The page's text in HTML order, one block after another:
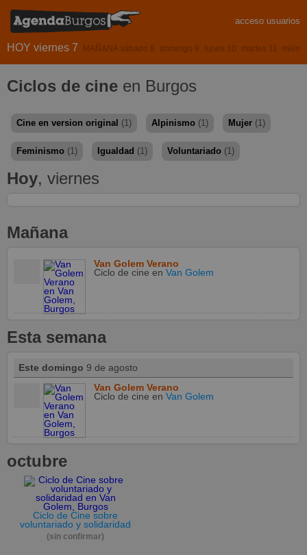
acceso usuarios
HOY viernes 7 MAÑANA sábado 8 domingo 9 lunes 10 martes 11
Ciclos de cine en Burgos
Cine en version original (1) Alpinismo (1) Mujer (1)
Feminismo (1) Igualdad (1) Voluntariado (1)
Hoy, viernes
Mañana
Van Golem Verano
Ciclo de cine en Van Golem
Esta semana
Este domingo 9 de agosto
Van Golem Verano
Ciclo de cine en Van Golem
octubre
Ciclo de Cine sobre
voluntariado y solidaridad
(sin confirmar)